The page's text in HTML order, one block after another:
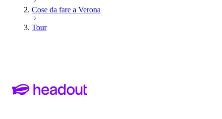
Cose da fare a Verona
Tour